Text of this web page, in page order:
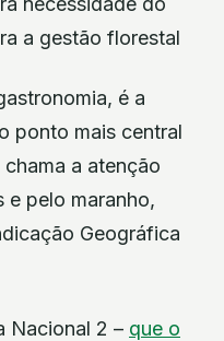
a gestão florestal
é a
ponto mais central
a atenção
e pelo maranho,
Geográfica
Nacional 2 – que o